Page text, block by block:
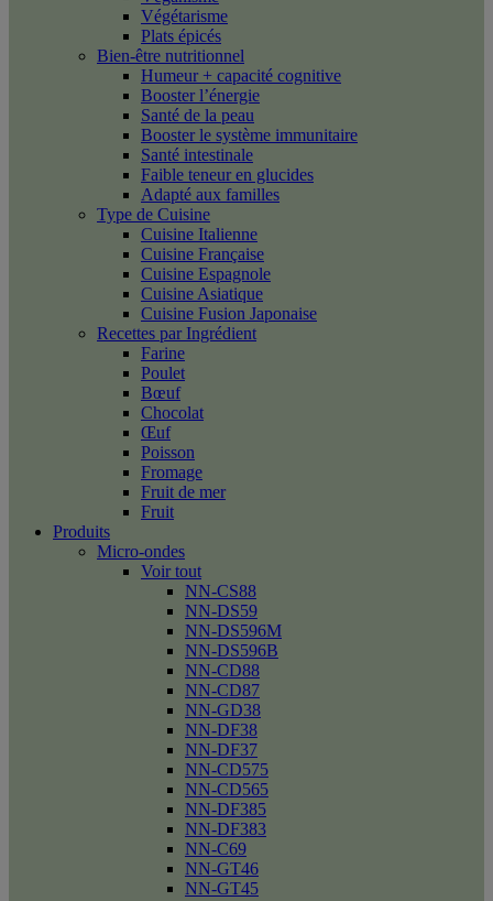
Végétarisme
Plats épicés
Bien-être nutritionnel
Humeur + capacité cognitive
Booster l’énergie
Santé de la peau
Booster le système immunitaire
Santé intestinale
Faible teneur en glucides
Adapté aux familles
Type de Cuisine
Cuisine Italienne
Cuisine Française
Cuisine Espagnole
Cuisine Asiatique
Cuisine Fusion Japonaise
Recettes par Ingrédient
Farine
Poulet
Bœuf
Chocolat
Œuf
Poisson
Fromage
Fruit de mer
Fruit
Produits
Micro-ondes
Voir tout
NN-CS88
NN-DS59
NN-DS596M
NN-DS596B
NN-CD88
NN-CD87
NN-GD38
NN-DF38
NN-DF37
NN-CD575
NN-CD565
NN-DF385
NN-DF383
NN-C69
NN-GT46
NN-GT45